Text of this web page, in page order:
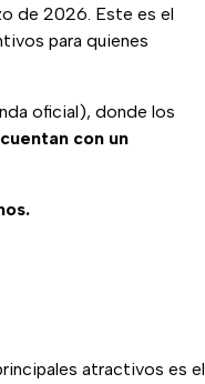
de 2026. Este es el
para quienes
oficial), donde los
con un
atractivos es el